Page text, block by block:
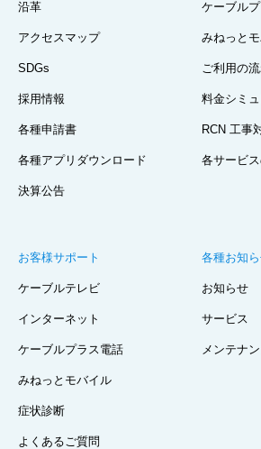
沿革
アクセスマップ
SDGs
採用情報
各種申請書
各種アプリダウンロード
決算公告
ケーブル
みねっと
ご利用の
料金シミ
RCN 工事
各サービ
お客様サポート
ケーブルテレビ
インターネット
ケーブルプラス電話
みねっとモバイル
症状診断
よくあるご質問
各種お知
お知らせ
サービス
メンテナ